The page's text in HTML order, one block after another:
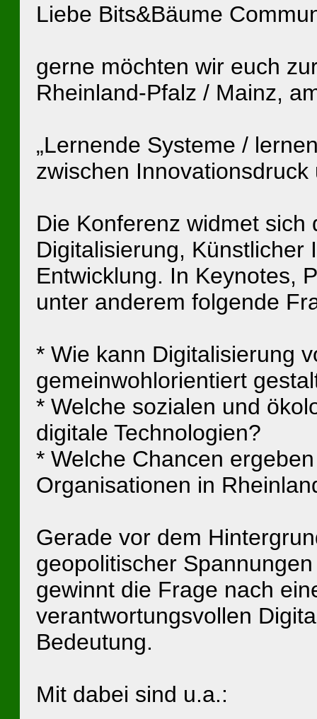
Liebe Bits&Bäume
gerne möchten wir euch
Rheinland-Pfalz / Mainz,
„Lernende Systeme /
zwischen Innovationsdruck
Die Konferenz widmet
Digitalisierung, Künstlicher
Entwicklung. In Keynotes,
unter anderem folgende
* Wie kann Digitalisierung
gemeinwohlorientiert
* Welche sozialen und
digitale Technologien?
* Welche Chancen
Organisationen in
Gerade vor dem
geopolitischer
gewinnt die Frage nach
verantwortungsvollen
Bedeutung.
Mit dabei sind u.a.: